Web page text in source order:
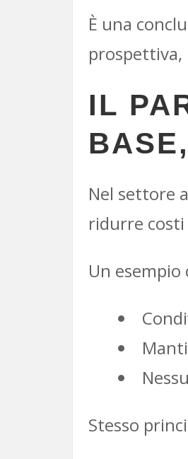
È una
prospettiva,
IL
Nel settore
ridurre
Un esempio
Stesso